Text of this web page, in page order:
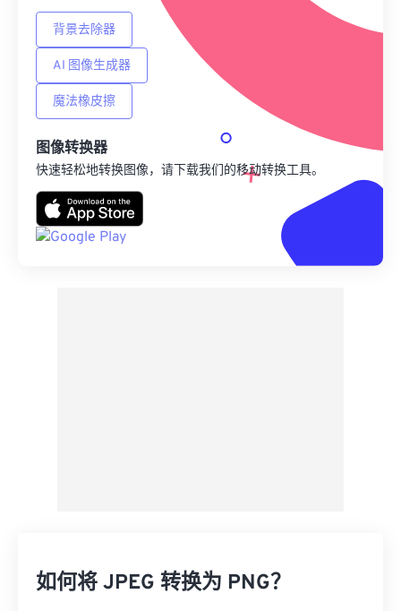
背景去除器
AI 图像生成器
魔法橡皮擦
图像转换器
快速轻松地转换图像，请下载我们的移动转换工具。
如何将 JPEG 转换为 PNG？